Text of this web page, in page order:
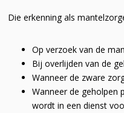
Die erkenning als
Op verzoek van de
Bij overlijden van de
Wanneer de zware
Wanneer de geholpen
wordt in een dienst